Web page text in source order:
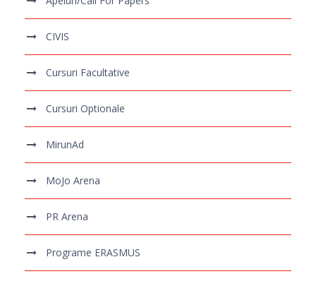
CIVIS
Cursuri Facultative
Cursuri Optionale
MirunAd
MoJo Arena
PR Arena
Programe ERASMUS